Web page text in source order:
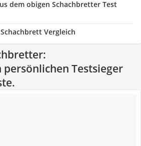
dem obigen Schachbretter Test
Vergleich
persönlichen Testsieger